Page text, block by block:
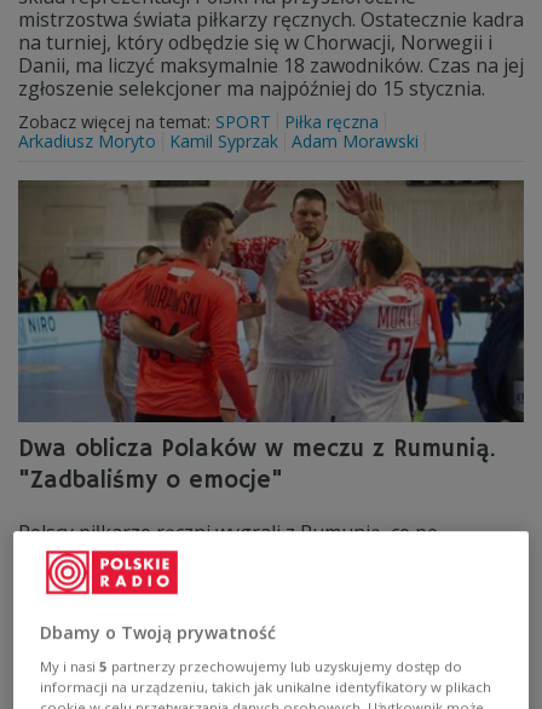
mistrzostwa świata piłkarzy ręcznych. Ostatecznie kadra
na turniej, który odbędzie się w Chorwacji, Norwegii i
Danii, ma liczyć maksymalnie 18 zawodników. Czas na jej
zgłoszenie selekcjoner ma najpóźniej do 15 stycznia.
Zobacz więcej na temat: SPORT
Piłka ręczna
Arkadiusz Moryto
Kamil Syprzak Adam Morawski
Dwa oblicza Polaków w meczu z Rumunią.
"Zadbaliśmy o emocje"
Polscy piłkarze ręczni wygrali z Rumunią, co po
rozczarowującym remisie z Izraelem należy uznać za
sukces. Choć Biało-Czerwoni w drugiej połowie nie
zaprezentowali się najlepiej, to cieszą się z kompletu
punktów wywalczonego na trudnym terenie.
Zobacz więcej na temat: SPORT Piłka ręczna
Dbamy o Twoją prywatność
My i nasi5 partnerzy przechowujemy lub uzyskujemy dostęp do
informacji na urządzeniu, takich jak unikalne identyfikatory w plikach